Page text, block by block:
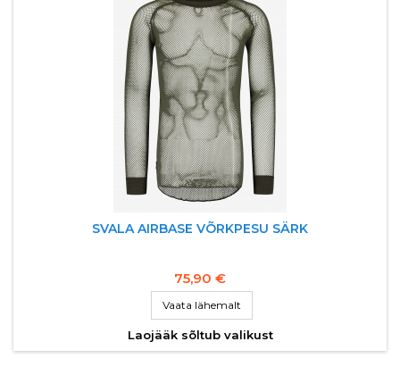
SVALA AIRBASE VÕRKPESU SÄRK
75,90 €
Vaata lähemalt
Laojääk sõltub valikust